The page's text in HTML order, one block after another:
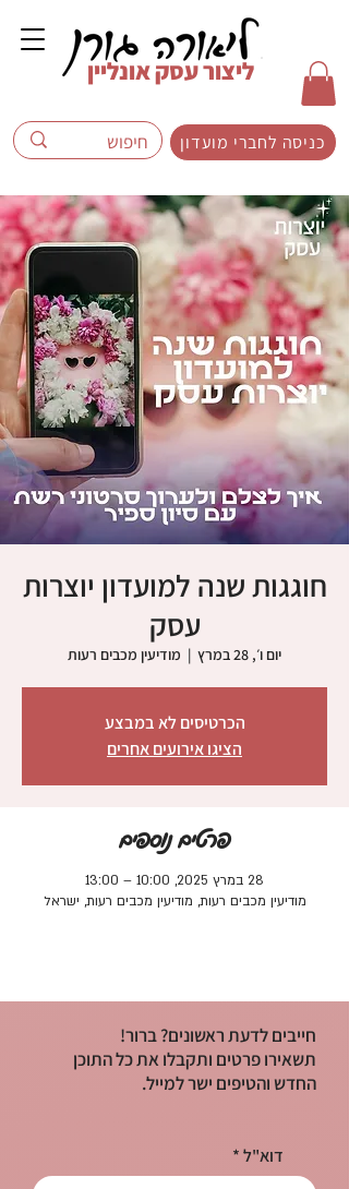
כניסה לחברי מועדון
ליצור עסק אונליין
חוגגות שנה למועדון יוצרות
עסק
יום ו׳, 28 במרץ
  |
מודיעין מכבים רעות
הכרטיסים לא במבצע
הציגו אירועים אחרים
פרטים נוספים
28 במרץ 2025, 10:00 – 13:00
מודיעין מכבים רעות, מודיעין מכבים רעות, ישראל
חייבים לדעת ראשונים? ברור!
תשאירו פרטים ותקבלו את כל התוכן
החדש והטיפים ישר למייל.
דוא"ל